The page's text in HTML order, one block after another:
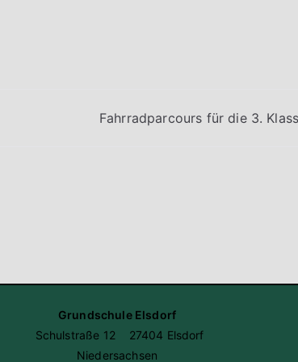
Fahrradparcours für die 3.
Grundschule Elsdorf
Schulstraße 12 27404 Elsdorf
Niedersachsen